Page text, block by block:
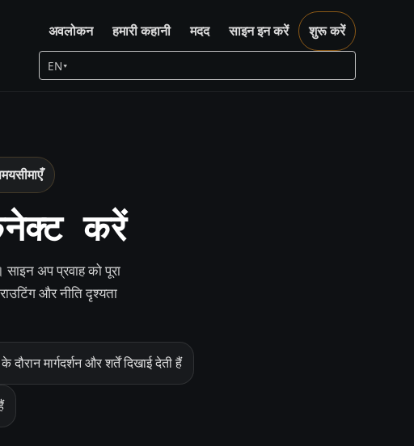
अवलोकन हमारी कहानी मदद साइन इन करें शुरू करें
EN▾
करें
अप प्रवाह को पूरा
और नीति दृश्यता
मार्गदर्शन और शर्तें दिखाई देती हैं